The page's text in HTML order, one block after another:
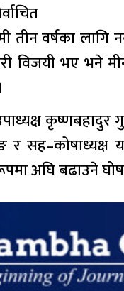
वर्षका लागि
विजयी भए
उपाध्यक्ष
र
अघि बढाउने